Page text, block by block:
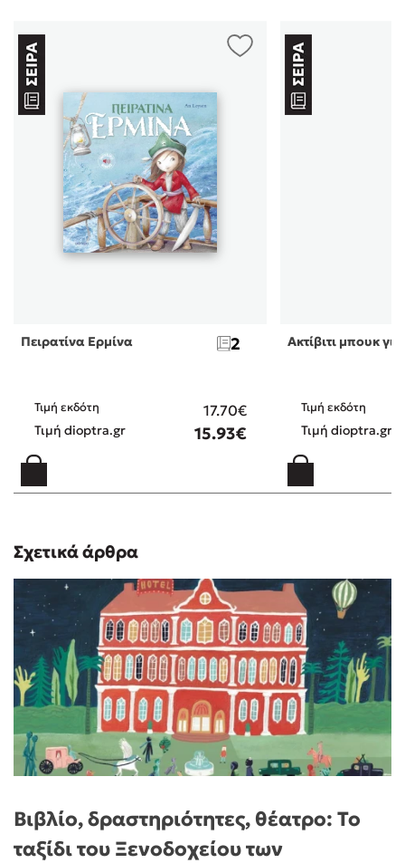
Πειρατίνα Ερμίνα 2
Τιμή εκδότη 17.70€
Τιμή dioptra.gr 15.93€
Ακτίβιτι μπουκ
Τιμή εκδότη
Τιμή dioptra.gr
Σχετικά άρθρα
Βιβλίο, δραστηριότητες, θέατρο: Το
ταξίδι του Ξενοδοχείου των